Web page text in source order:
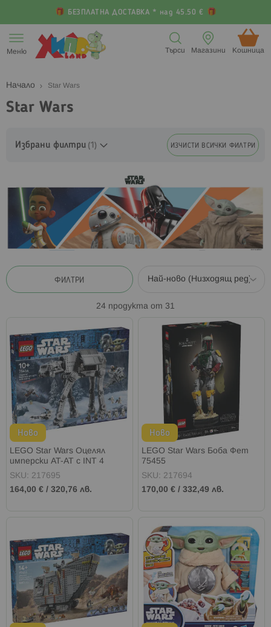
БЕЗПЛАТНА ДОСТАВКА * над 45.50 €
към
съдържанието
Меню Кошница (
Магазини
Търси
Начало Star Wars
Star Wars
ФИЛТРИ
24 продукта от 31
Ново
LEGO Star Wars Оцелял
имперски AT-AT с INT 4
75454
SKU: 217695
164,00 € / 320,76 лв.
Ново
LEGO Star Wars Боба Фет
75455
SKU: 217694
170,00 € /332,49 лв.
Избрани филтри ИЗЧИСТИ ВСИЧКИ ФИЛТРИ